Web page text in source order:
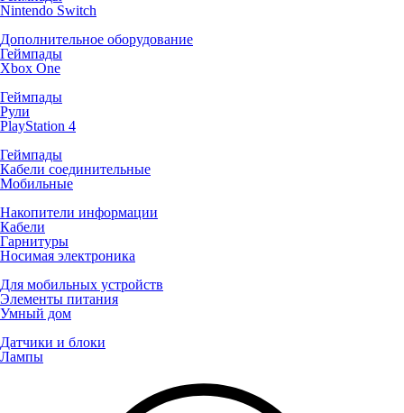
Nintendo Switch
Дополнительное оборудование
Геймпады
Xbox One
Геймпады
Рули
PlayStation 4
Геймпады
Кабели соединительные
Мобильные
Накопители информации
Кабели
Гарнитуры
Носимая электроника
Для мобильных устройств
Элементы питания
Умный дом
Датчики и блоки
Лампы